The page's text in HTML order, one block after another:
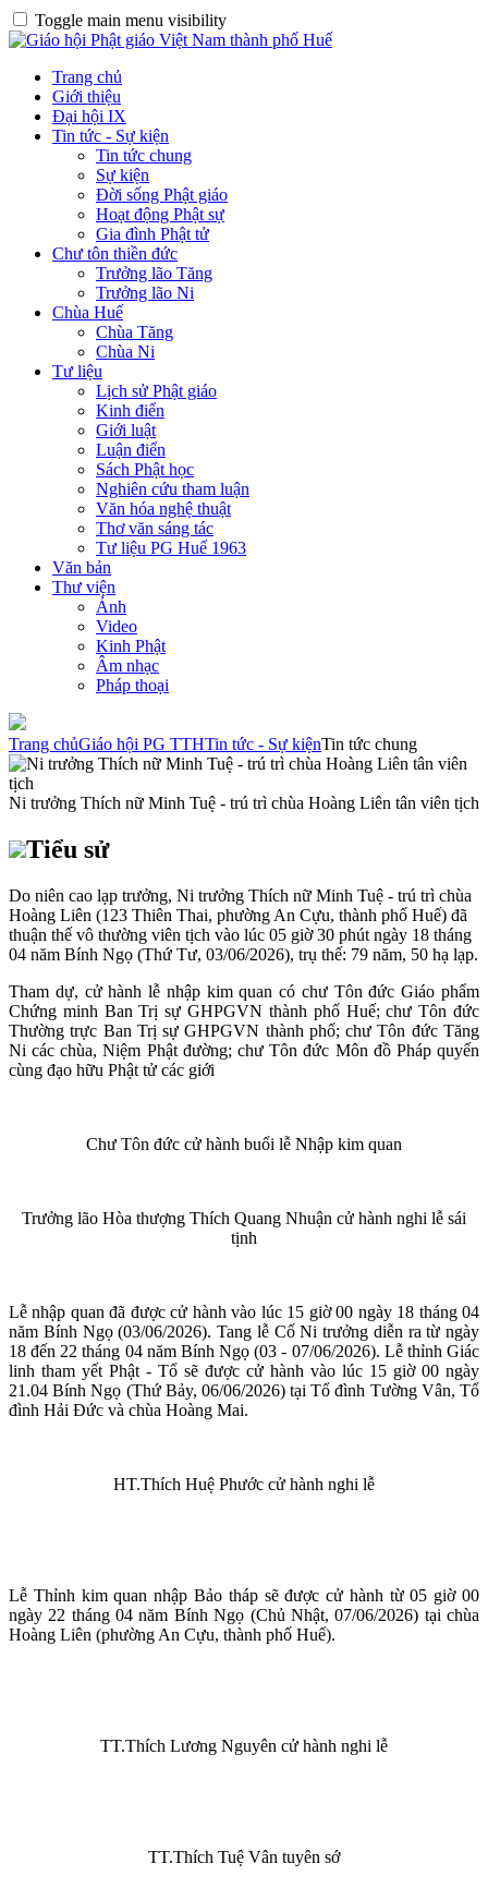
Toggle main menu visibility
Trang chủ
Giới thiệu
Đại hội IX
Tin tức - Sự kiện
Tin tức chung
Sự kiện
Đời sống Phật giáo
Hoạt động Phật sự
Gia đình Phật tử
Chư tôn thiền đức
Trưởng lão Tăng
Trưởng lão Ni
Chùa Huế
Chùa Tăng
Chùa Ni
Tư liệu
Lịch sử Phật giáo
Kinh điển
Giới luật
Luận điển
Sách Phật học
Nghiên cứu tham luận
Văn hóa nghệ thuật
Thơ văn sáng tác
Tư liệu PG Huế 1963
Văn bản
Thư viện
Ảnh
Video
Kinh Phật
Âm nhạc
Pháp thoại
Trang chủGiáo hội PG TTHTin tức - Sự kiệnTin tức chung
Ni trưởng Thích nữ Minh Tuệ - trú trì chùa Hoàng Liên tân viên tịch
Tiểu sử
Do niên cao lạp trưởng, Ni trưởng Thích nữ Minh Tuệ - trú trì chùa
Hoàng Liên (123 Thiên Thai, phường An Cựu, thành phố Huế) đã
thuận thế vô thường viên tịch vào lúc 05 giờ 30 phút ngày 18 tháng
04 năm Bính Ngọ (Thứ Tư, 03/06/2026), trụ thế: 79 năm, 50 hạ lạp.
Tham dự, cử hành lễ nhập kim quan có chư Tôn đức Giáo phẩm
Chứng minh Ban Trị sự GHPGVN thành phố Huế; chư Tôn đức
Thường trực Ban Trị sự GHPGVN thành phố; chư Tôn đức Tăng
Ni các chùa, Niệm Phật đường; chư Tôn đức Môn đồ Pháp quyến
cùng đạo hữu Phật tử các giới
Chư Tôn đức cử hành buổi lễ Nhập kim quan
Trưởng lão Hòa thượng Thích Quang Nhuận cử hành nghi lễ sái
tịnh
Lễ nhập quan đã được cử hành vào lúc 15 giờ 00 ngày 18 tháng 04
năm Bính Ngọ (03/06/2026). Tang lễ Cố Ni trưởng diễn ra từ ngày
18 đến 22 tháng 04 năm Bính Ngọ (03 - 07/06/2026). Lễ thỉnh Giác
linh tham yết Phật - Tổ sẽ được cử hành vào lúc 15 giờ 00 ngày
21.04 Bính Ngọ (Thứ Bảy, 06/06/2026) tại Tổ đình Tường Vân, Tổ
đình Hải Đức và chùa Hoàng Mai.
HT.Thích Huệ Phước cử hành nghi lễ
Lễ Thỉnh kim quan nhập Bảo tháp sẽ được cử hành từ 05 giờ 00
ngày 22 tháng 04 năm Bính Ngọ (Chủ Nhật, 07/06/2026) tại chùa
Hoàng Liên (phường An Cựu, thành phố Huế).
TT.Thích Lương Nguyên cử hành nghi lễ
TT.Thích Tuệ Vân tuyên sớ